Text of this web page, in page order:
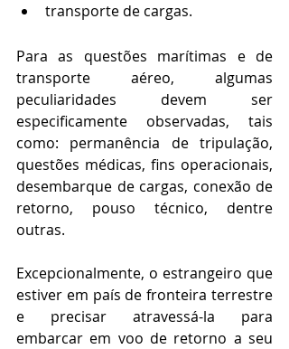
transporte de cargas.
Para as questões marítimas e de
transporte aéreo, algumas
peculiaridades devem ser
especificamente observadas, tais
como: permanência de tripulação,
questões médicas, fins operacionais,
desembarque de cargas, conexão de
retorno, pouso técnico, dentre
outras.
Excepcionalmente, o estrangeiro que
estiver em país de fronteira terrestre
e precisar atravessá-la para
embarcar em voo de retorno a seu